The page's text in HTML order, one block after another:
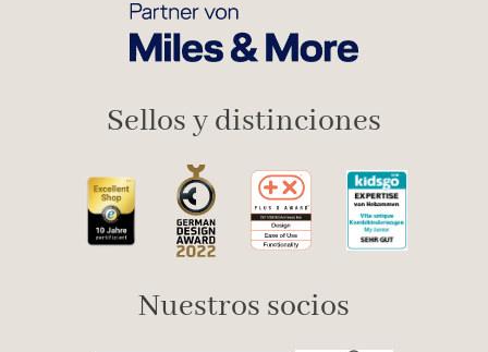
Sellos y distinciones
Nuestros socios